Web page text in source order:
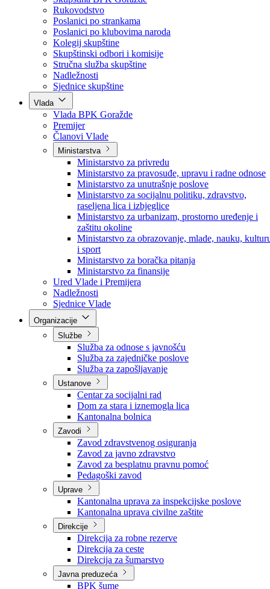
Korona virus
Skupština
Skupština BPK Goražde
Rukovodstvo
Poslanici po strankama
Poslanici po klubovima naroda
Kolegij skupštine
Skupštinski odbori i komisije
Stručna služba skupštine
Nadležnosti
Sjednice skupštine
Vlada
Vlada BPK Goražde
Premijer
Članovi Vlade
Ministarstva
Ministarstvo za privredu
Ministarstvo za pravosuđe, upravu i radne odnose
Ministarstvo za unutrašnje poslove
Ministarstvo za socijalnu politiku, zdravstvo,
raseljena lica i izbjeglice
Ministarstvo za urbanizam, prostorno uređenje i
zaštitu okoline
Ministarstvo za obrazovanje, mlade, nauku,
i sport
Ministarstvo za boračka pitanja
Ministarstvo za finansije
Ured Vlade i Premijera
Nadležnosti
Sjednice Vlade
Službe
Služba za odnose s javnošću
Služba za zajedničke poslove
Služba za zapošljavanje
Ustanove
Centar za socijalni rad
Dom za stara i iznemogla lica
Kantonalna bolnica
Zavodi
Zavod zdravstvenog osiguranja
Zavod za javno zdravstvo
Zavod za besplatnu pravnu pomoć
Pedagoški zavod
Uprave
Kantonalna uprava za inspekcijske poslove
Kantonalna uprava civilne zaštite
Direkcije
Direkcija za robne rezerve
Direkcija za ceste